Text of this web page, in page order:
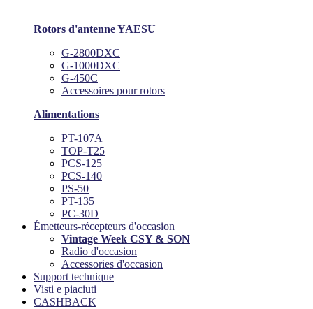
Rotors d'antenne YAESU
G-2800DXC
G-1000DXC
G-450C
Accessoires pour rotors
Alimentations
PT-107A
TOP-T25
PCS-125
PCS-140
PS-50
PT-135
PC-30D
Émetteurs-récepteurs d'occasion
Vintage Week CSY & SON
Radio d'occasion
Accessories d'occasion
Support technique
Visti e piaciuti
CASHBACK